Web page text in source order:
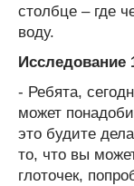
столбце – где
воду.
Исследование
- Ребята,
может
это будите
то, что вы
глоточек,